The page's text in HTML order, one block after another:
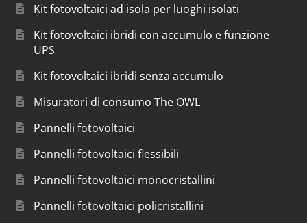
Kit fotovoltaici ad isola per luoghi isolati
Kit fotovoltaici ibridi con accumulo e funzione
UPS
Kit fotovoltaici ibridi senza accumulo
Misuratori di consumo The OWL
Pannelli fotovoltaici
Pannelli fotovoltaici flessibili
Pannelli fotovoltaici monocristallini
Pannelli fotovoltaici policristallini